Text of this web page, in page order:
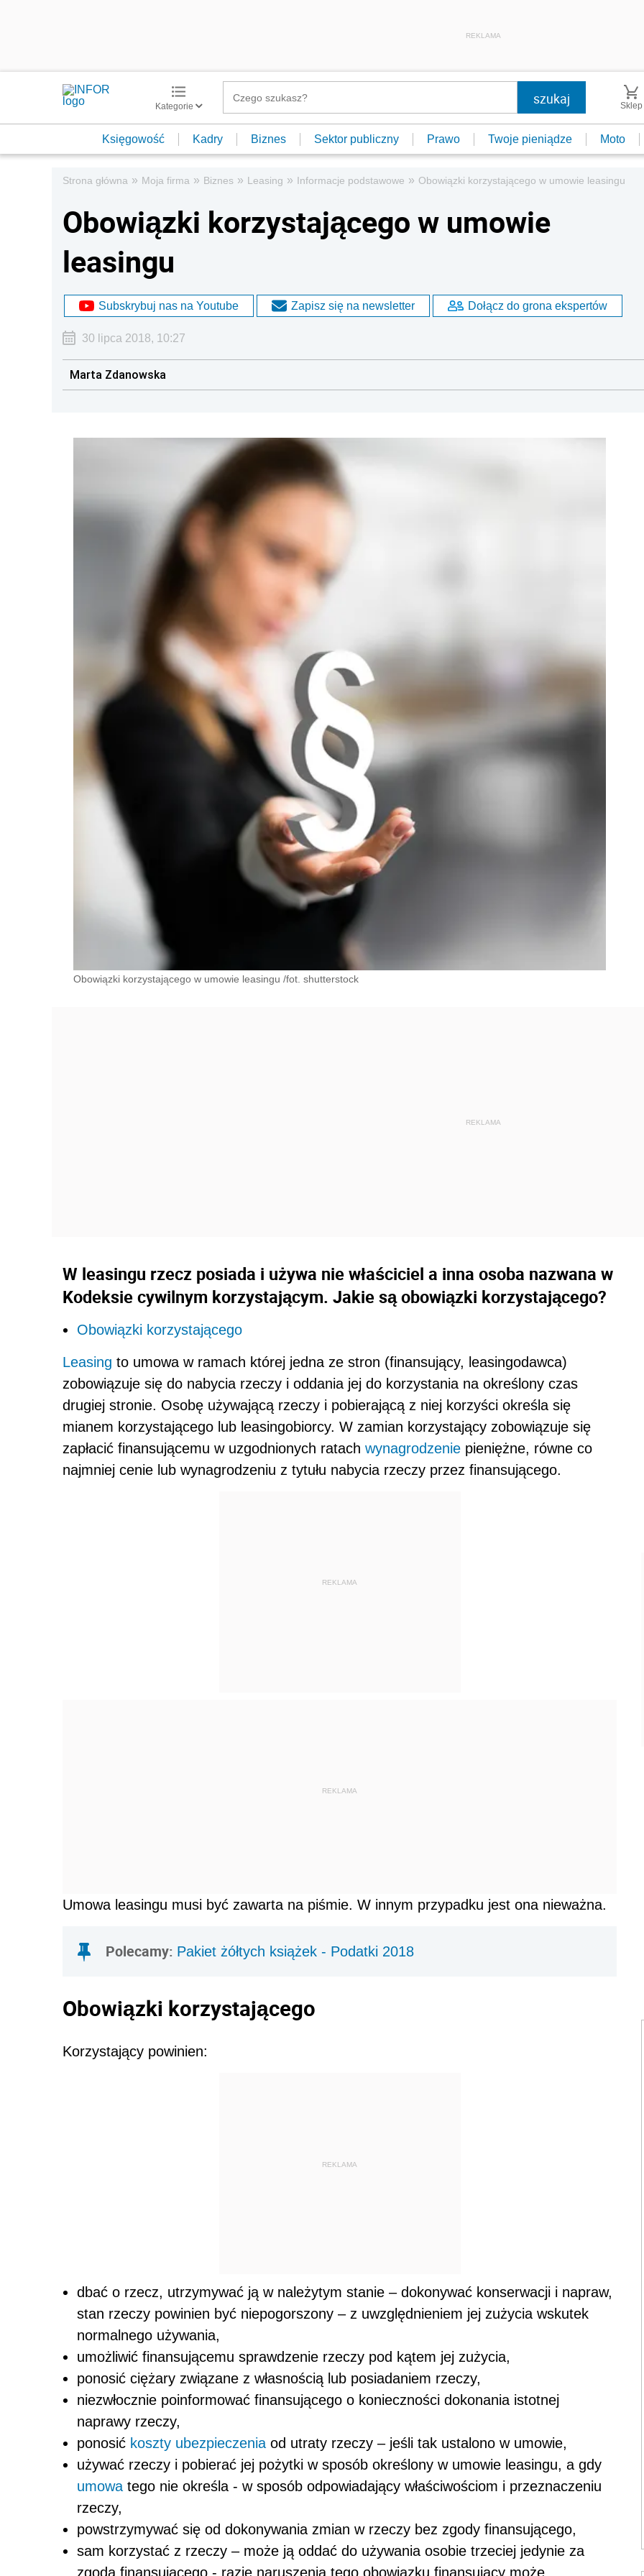
REKLAMA
Kategorie Sklep
Księgowość Kadry Biznes Sektor publiczny Prawo Twoje pieniądze Moto
Strona główna » Moja firma » Biznes » Leasing » Informacje podstawowe » Obowiązki korzystającego w umowie leasingu
Obowiązki korzystającego w umowie
leasingu
Subskrybuj nas na Youtube Zapisz się na newsletter Dołącz do grona ekspertów
30 lipca 2018, 10:27
Marta Zdanowska
Obowiązki korzystającego w umowie leasingu /fot. shutterstock
W leasingu rzecz posiada i używa nie właściciel a inna osoba nazwana w
Kodeksie cywilnym korzystającym. Jakie są obowiązki korzystającego?
Obowiązki korzystającego
Leasing to umowa w ramach której jedna ze stron (finansujący, leasingodawca)
zobowiązuje się do nabycia rzeczy i oddania jej do korzystania na określony czas
drugiej stronie. Osobę używającą rzeczy i pobierającą z niej korzyści określa się
mianem korzystającego lub leasingobiorcy. W zamian korzystający zobowiązuje się
zapłacić finansującemu w uzgodnionych ratach wynagrodzenie pieniężne, równe co
najmniej cenie lub wynagrodzeniu z tytułu nabycia rzeczy przez finansującego.
REKLAMA
REKLAMA
Umowa leasingu musi być zawarta na piśmie. W innym przypadku jest ona nieważna.
Polecamy: Pakiet żółtych książek - Podatki 2018
Obowiązki korzystającego
Korzystający powinien:
REKLAMA
dbać o rzecz, utrzymywać ją w należytym stanie – dokonywać konserwacji i napraw,
stan rzeczy powinien być niepogorszony – z uwzględnieniem jej zużycia wskutek
normalnego używania,
umożliwić finansującemu sprawdzenie rzeczy pod kątem jej zużycia,
ponosić ciężary związane z własnością lub posiadaniem rzeczy,
niezwłocznie poinformować finansującego o konieczności dokonania istotnej
naprawy rzeczy,
ponosić koszty ubezpieczenia od utraty rzeczy – jeśli tak ustalono w umowie,
używać rzeczy i pobierać jej pożytki w sposób określony w umowie leasingu, a gdy
umowa tego nie określa - w sposób odpowiadający właściwościom i przeznaczeniu
rzeczy,
powstrzymywać się od dokonywania zmian w rzeczy bez zgody finansującego,
sam korzystać z rzeczy – może ją oddać do używania osobie trzeciej jedynie za
zgodą finansującego - razie naruszenia tego obowiązku finansujący może